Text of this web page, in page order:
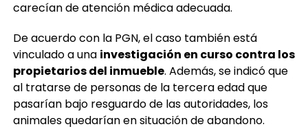
carecían de atención médica adecuada.
De acuerdo con la PGN, el caso también está
vinculado a una investigación en curso contra los
propietarios del inmueble. Además, se indicó que
al tratarse de personas de la tercera edad que
pasarían bajo resguardo de las autoridades, los
animales quedarían en situación de abandono.